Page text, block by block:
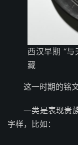
西汉早期 “
藏
这一时期的铭
一类是表现贵
字样，比如：